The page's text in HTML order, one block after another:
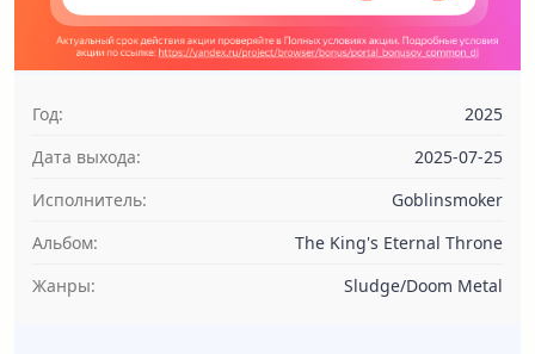
Год:
2025
Дата выхода:
2025-07-25
Исполнитель:
Goblinsmoker
Альбом:
The King's Eternal Throne
Жанры:
Sludge/Doom Metal